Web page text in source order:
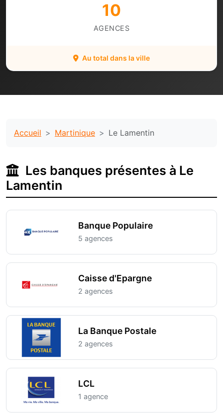
10
AGENCES
Au total dans la ville
Accueil Martinique Le Lamentin
Les banques présentes à Le
Lamentin
Banque Populaire
5 agences
Caisse d'Epargne
2 agences
La Banque Postale
2 agences
LCL
1 agence